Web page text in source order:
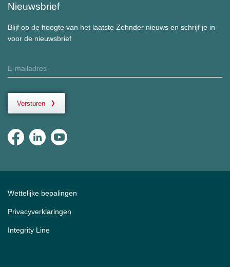
Nieuwsbrief
Blijf op de hoogte van het laatste Zehnder nieuws en schrijf je in
voor de nieuwsbrief
Versturen
Wettelijke bepalingen
Privacyverklaringen
Integrity Line